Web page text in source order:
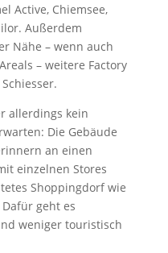
Active, Chiemsee,
Außerdem
Nähe – wenn auch
– weitere Factory
allerdings kein
Die Gebäude
an einen
einzelnen Stores
Shoppingdorf wie
geht es
weniger touristisch